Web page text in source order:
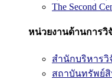
The Second
หน่วยงานด้านการวิ
สำนักบริหารวิ
สถาบันทรัพย์